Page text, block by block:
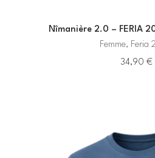
Nîmanière 2.0 – FERIA
Femme, Feria
34,90 €